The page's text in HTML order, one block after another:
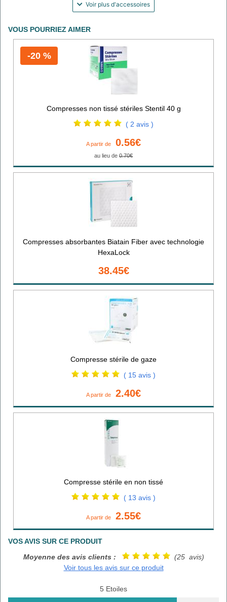
Voir plus d'accessoires
VOUS POURRIEZ AIMER
-20 %
Compresses non tissé stériles Stentil 40 g
( 2 avis )
A partir de 0.56€
au lieu de 0.70€
Compresses absorbantes Biatain Fiber avec technologie
HexaLock
38.45€
Compresse stérile de gaze
( 15 avis )
A partir de 2.40€
Compresse stérile en non tissé
( 13 avis )
A partir de 2.55€
VOS AVIS SUR CE PRODUIT
Moyenne des avis clients :
(25 avis)
Voir tous les avis sur ce produit
5 Etoiles